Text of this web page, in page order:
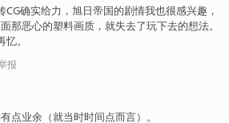
CG确实给力，旭日帝国的剧情我也很感兴趣，
那恶心的塑料画质，就失去了玩下去的想法。
。
报
点业余（就当时时间点而言）。